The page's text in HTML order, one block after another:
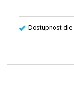
Dostupnost dle